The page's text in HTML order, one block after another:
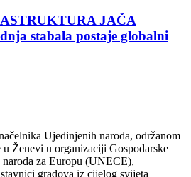
JAČA
stabala postaje globalni
Ujedinjenih naroda, održanom
Ženevi u organizaciji Gospodarske
za Europu (UNECE),
gradova iz cijelog svijeta